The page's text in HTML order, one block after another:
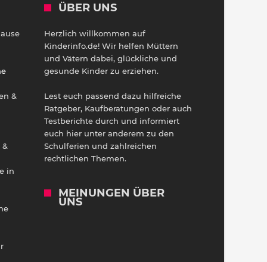
&
&
in
ÜBER UNS
Herzlich willkommen auf
Kinderinfo.de! Wir helfen Müttern
und Vätern dabei, glückliche und
gesunde Kinder zu erziehen.
Lest euch passend dazu hilfreiche
Ratgeber, Kaufberatungen oder auch
Testberichte durch und informiert
euch hier unter anderem zu den
Schulferien und zahlreichen
rechtlichen Themen.
MEINUNGEN ÜBER
UNS